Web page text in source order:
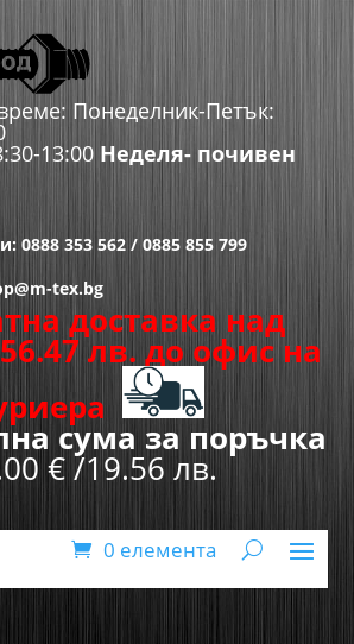
Понеделник-Петък:
13:00 Неделя- почивен
0888 353 562 / 0885 855 799
tex.bg
доставка над
лв. до офис на
сума за поръчка
€ /19.56 лв.
0 елемента